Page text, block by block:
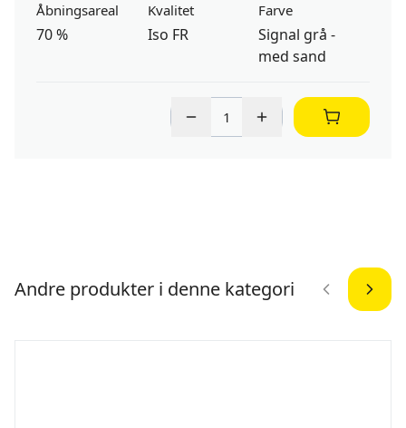
Åbningsareal
70 %
Kvalitet
Iso FR
Farve
Signal grå -
med sand
Andre produkter i denne kategori